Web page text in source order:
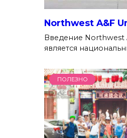
Northwest A&F
Введение Northwest
является
ПОЛЕЗНО